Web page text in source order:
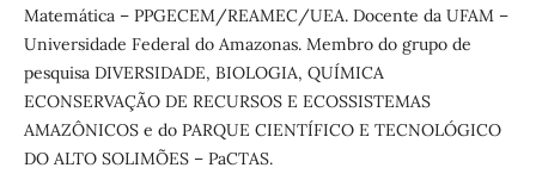
Matemática – PPGECEM/REAMEC/UEA. Docente da UFAM –
Universidade Federal do Amazonas. Membro do grupo de
pesquisa DIVERSIDADE, BIOLOGIA, QUÍMICA
ECONSERVAÇÃO DE RECURSOS E ECOSSISTEMAS
AMAZÔNICOS e do PARQUE CIENTÍFICO E TECNOLÓGICO
DO ALTO SOLIMÕES – PaCTAS.